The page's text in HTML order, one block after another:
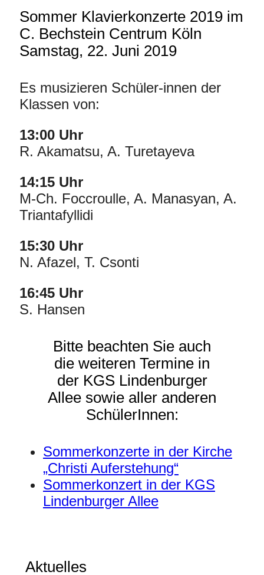
Sommer Klavierkonzerte 2019 im
C. Bechstein Centrum Köln
Samstag, 22. Juni 2019
Es musizieren Schüler-innen der
Klassen von:
13:00 Uhr
R. Akamatsu, A. Turetayeva
14:15 Uhr
M-Ch. Foccroulle, A. Manasyan, A.
Triantafyllidi
15:30 Uhr
N. Afazel, T. Csonti
16:45 Uhr
S. Hansen
Bitte beachten Sie auch
die weiteren Termine in
der KGS Lindenburger
Allee sowie aller anderen
SchülerInnen:
Sommerkonzerte in der Kirche
„Christi Auferstehung“
Sommerkonzert in der KGS
Lindenburger Allee
Aktuelles